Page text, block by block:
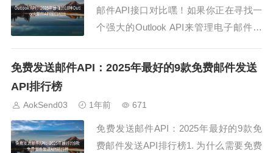
邮件API接口对比嘿！如果你正在寻找一
个强大的Outlook API来管理电子邮件，
多优秀的Outlook邮件API接口可以选择。
免费发送邮件API：2025年最好的9款免费邮件发送
API排行榜
AokSend03 1年前 671
免费发送邮件API：2025年最好的9款免
费邮件发送API排行榜1. 为什么需要免费